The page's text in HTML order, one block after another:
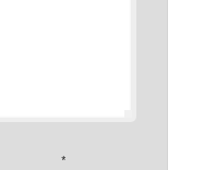
*